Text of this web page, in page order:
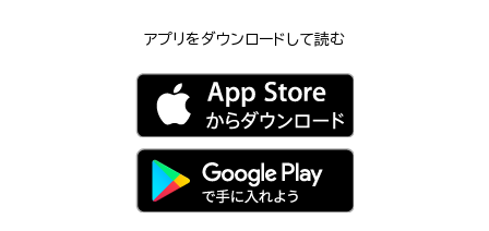
アプリをダウンロードして読む